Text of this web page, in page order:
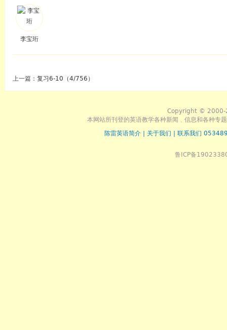
李宝珩
上一篇： 复习6-10（4/756）
Copyright © 2000-
本网站所刊登的英语教学各种新闻﹑信息和各种专
陈雷英语简介
关于我们 联系我们
鲁ICP备